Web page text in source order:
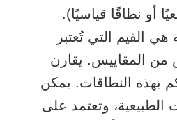
أو نطاقًا قياسيًا).
هي القيم التي تُعتبر
من المقاييس. يقارن
بهذه النطاقات. يمكن
الطبيعية، وتعتمد على